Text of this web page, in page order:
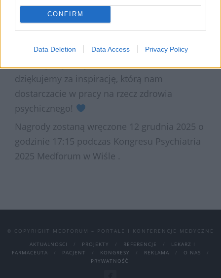
CONFIRM
Data Deletion Data Access Privacy Policy
„A new role for phenomenology in
empowering patients based on quantitative
evidence-based research”
dziękujemy za inspirację, którą nam
dostarczacie w pracy na rzecz zdrowia
psychicznego!
Nagrody zostaną wręczone 12 grudnia 2025 o
godzinie 17:15 podczas Kongresu Psychiatria
2025 Medforum w Wiśle .
© COPYRIGHT MEDFORUM – PORTALE I KONFERENCJE MEDYCZNE
AKTUALNOSCI
PROJEKTY REFERENCJE
LEKARZ I
FARMACEUTA
PACJENT KONGRESY REKLAMA
O NAS
PRYWATNOŚĆ